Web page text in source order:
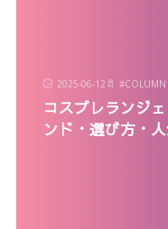
2025-06-12 #COLUMN
コスプレランジ
ンド・選び方・